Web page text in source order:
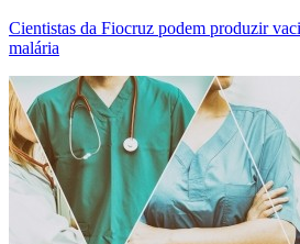
Cientistas da Fiocruz podem produzir
malária